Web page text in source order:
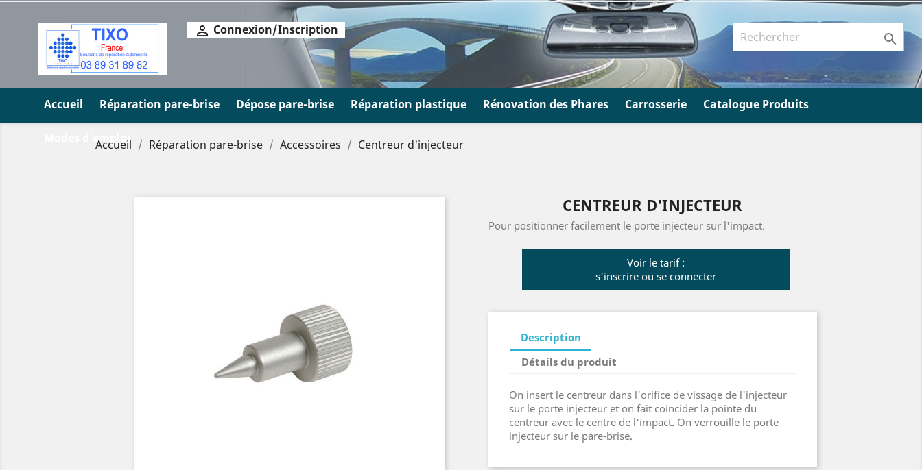

 Connexion/Inscription
Accueil Réparation pare-brise Dépose pare-brise Réparation plastique Rénovation des Phares Carrosserie Catalogue Produits
Modes d'emploi
Accueil Réparation pare-brise Accessoires Centreur d'injecteur
CENTREUR D'INJECTEUR
Pour positionner facilement le porte injecteur sur l'impact.
Voir le tarif :
s'inscrire ou se connecter
Description
Détails du produit
On insert le centreur dans l'orifice de vissage de l'injecteur
sur le porte injecteur et on fait coincider la pointe du
centreur avec le centre de l'impact. On verrouille le porte
injecteur sur le pare-brise.